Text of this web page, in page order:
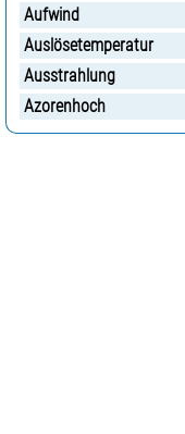
Aufwind
Auslösetemperatur
Ausstrahlung
Azorenhoch